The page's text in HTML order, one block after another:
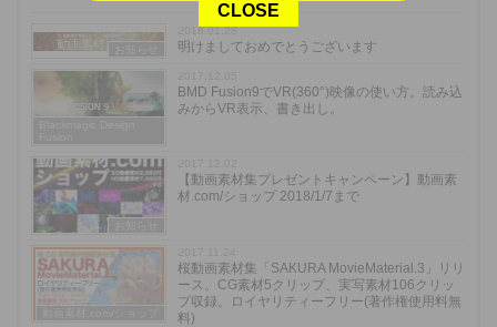
2018.01.28
明けましておめでとうございます
BMD Fusion9でVR(360°)映像の使い方。読み込
みからVR表示、書き出し。
【動画素材集プレゼントキャンペーン】動画素
材.com/ショップ 2018/1/7まで
桜動画素材集「SAKURA MovieMaterial.3」リリ
ース。CG素材5クリップ、実写素材106クリッ
プ収録。ロイヤリティーフリー(著作権使用料無
料)
CLOSE